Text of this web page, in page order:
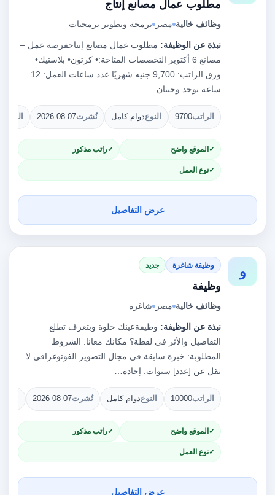
مطلوب عمال مصانع إنتاج
وظائف خالية مصر برمجة وتطوير برمجيات
نبذة عن الوظيفة: مطلوب عمال مصانع إنتاجفرصة عمل –
مصانع 6 أكتوبر التخصصات المتاحة:• كرتون• بلاستيك•
ورق الراتب: 9,700 جنيه شهريًا عدد ساعات العمل: 12
ساعة يوجد وجبتان …
الراتب9700 النوعدوام كامل نُشرت2026-08-07
الموقع واضح راتب مذكور
نوع العمل
عرض التفاصيل
و وظيفة شاغرة جديد
وظيفة
وظائف خالية مصر شاغرة
نبذة عن الوظيفة: وظيفة‫عينك حلوة وبتعرف تطلع
التفاصيل والأثر في لقطة؟ مكانك معانا. الشروط
المطلوبة: خبرة سابقة في مجال التصوير الفوتوغرافي لا
تقل عن [عدد] سنوات. إجادة…
الراتب10000 النوعدوام كامل نُشرت2026-08-07
الموقع واضح راتب مذكور
نوع العمل
عرض التفاصيل